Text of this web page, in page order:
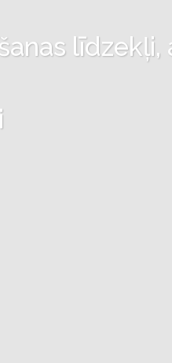
līdzekļi,